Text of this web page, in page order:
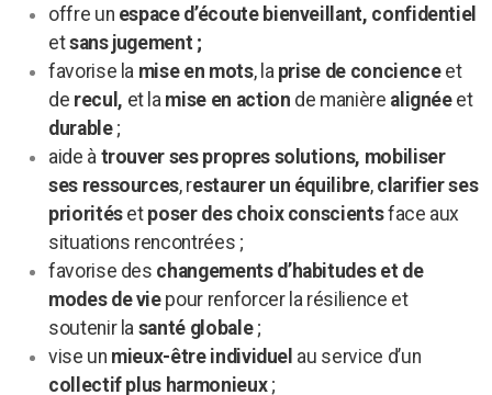
offre un espace d’écoute bienveillant, confidentiel
etsans jugement ;
favorise la mise en mots, la prise de concienceet
de recul, et la mise en action de manière alignéeet
durable;
aide à trouver ses propres solutions, mobiliser
ses ressources, restaurer un équilibre, clarifier ses
prioritéset poser des choix conscientsface aux
situations rencontrées ;
favorise des changements d’habitudes et de
modes de viepour renforcer la résilience et
soutenir la santé globale;
vise un mieux-être individuel au service d’un
collectif plus harmonieux;